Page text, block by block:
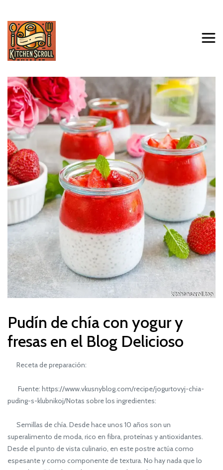
Pudín de chía con yogur y
fresas en el Blog Delicioso
Receta de preparación:
Fuente: https://www.vkusnyblog.com/recipe/jogurtovyj-chia-
puding-s-klubnikoj/Notas sobre los ingredientes:
Semillas de chía. Desde hace unos 10 años son un
superalimento de moda, rico en fibra, proteínas y antioxidantes.
Desde el punto de vista culinario, en este postre actúa como
espesante y como componente de textura. No hay nada que lo